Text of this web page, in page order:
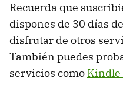
Recuerda que
dispones de 30 días
disfrutar de otros
También puedes
servicios como